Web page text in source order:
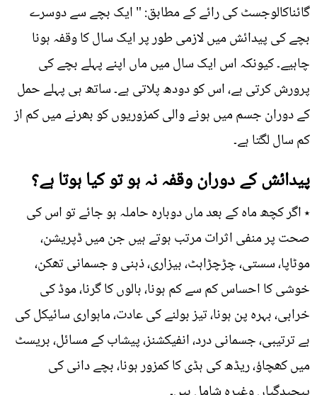
گائناکالوجسٹ کی رائے کے مطابق: " ایک بچے سے دوسرے
بچے کی پیدائش میں لازمی طور پر ایک سال کا وقفہ ہونا
چاہیے۔ کیونکہ اس ایک سال میں ماں اپنے پہلے بچے کی
پرورش کرتی ہے، اس کو دودھ پلاتی ہے۔ ساتھ ہی پہلے حمل
کے دوران جسم میں ہونے والی کمزوریوں کو بھرنے میں کم از
کم سال لگتا ہے۔
پیدائش کے دوران وقفہ نہ ہو تو کیا ہوتا ہے؟
٭ اگر کچھ ماہ کے بعد ماں دوبارہ حاملہ ہو جائے تو اس کی
صحت پر منفی اثرات مرتب ہوتے ہیں جن میں ڈپریشن،
موٹاپا، سستی، چڑچڑاہٹ، بیزاری، ذہنی و جسمانی تھکن،
خوشی کا احساس کم سے کم ہونا، بالوں کا گرنا، موڈ کی
خرابی، بہرہ پن ہونا، تیز بولنے کی عادت، ماہواری سائیکل کی
بے ترتیبی، جسمانی درد، انفیکشنز، پیشاب کے مسائل، بریسٹ
میں کھچاؤ، ریڈھ کی ہڈی کا کمزور ہونا، بچے دانی کی